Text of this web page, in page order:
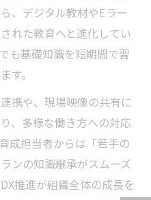
、デジタル教材やEラー
れた教育へと進化してい
も基礎知識を短期間で習
す。
携や、現場映像の共有に
、多様な働き方への対応
成担当者からは「若手の
ンの知識継承がスムーズ
推進が組織全体の成長を